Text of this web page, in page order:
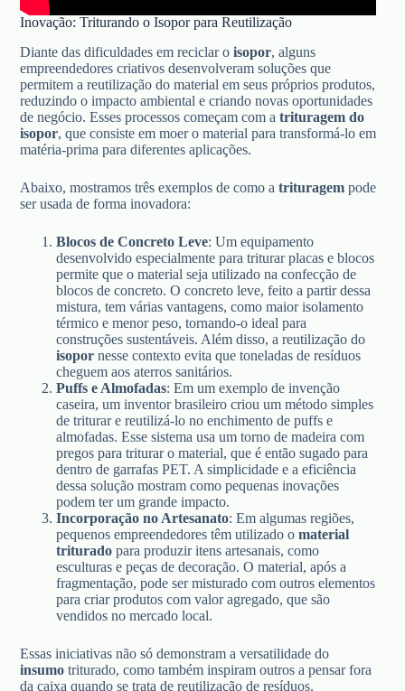
Inovação: Triturando o Isopor para Reutilização
Diante das dificuldades em reciclar oisopor, alguns
empreendedores criativos desenvolveram soluções que
permitem a reutilização do material em seus próprios produtos,
reduzindo o impacto ambiental e criando novas oportunidades
de negócio. Esses processos começam com atrituragem do
isopor, que consiste em moer o material para transformá-lo em
matéria-prima para diferentes aplicações.
Abaixo, mostramos três exemplos de como atrituragem pode
ser usada de forma inovadora:
Blocos de Concreto Leve: Um equipamento
desenvolvido especialmente para triturar placas e blocos
permite que o material seja utilizado na confecção de
blocos de concreto. O concreto leve, feito a partir dessa
mistura, tem várias vantagens, como maior isolamento
térmico e menor peso, tornando-o ideal para
construções sustentáveis. Além disso, a reutilização do
isopor nesse contexto evita que toneladas de resíduos
cheguem aos aterros sanitários.
Puffs e Almofadas: Em um exemplo de invenção
caseira, um inventor brasileiro criou um método simples
de triturar e reutilizá-lo no enchimento de puffs e
almofadas. Esse sistema usa um torno de madeira com
pregos para triturar o material, que é então sugado para
dentro de garrafas PET. A simplicidade e a eficiência
dessa solução mostram como pequenas inovações
podem ter um grande impacto.
Incorporação no Artesanato: Em algumas regiões,
pequenos empreendedores têm utilizado omaterial
triturado para produzir itens artesanais, como
esculturas e peças de decoração. O material, após a
fragmentação, pode ser misturado com outros elementos
para criar produtos com valor agregado, que são
vendidos no mercado local.
Essas iniciativas não só demonstram a versatilidade do
insumo triturado, como também inspiram outros a pensar fora
da caixa quando se trata de reutilização de resíduos.